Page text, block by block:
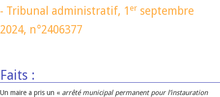
- Tribunal administratif, 1 er septembre
2024, n°2406377
Faits :
Un maire a pris un « arrêté municipal permanent pour l’instauration